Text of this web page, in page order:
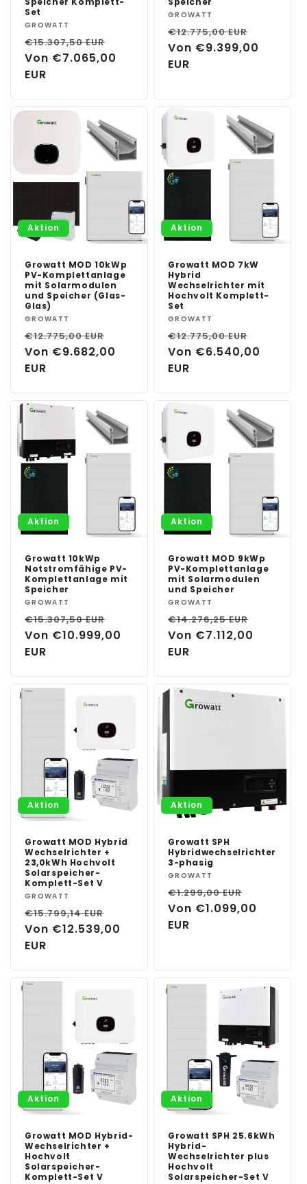
Set
Anbieter:
GROWATT
Normaler
Preis
€15.307,50 EUR
Verkaufspreis
Von €7.065,00
EUR
Anbieter:
GROWATT
Normaler
Preis
€12.775,00 EUR
Von €9.399,00
EUR
Aktion
Growatt MOD 10kWp
PV-Komplettanlage
mit Solarmodulen
und Speicher (Glas-
Glas)
Anbieter:
GROWATT
Normaler
Preis
€12.775,00 EUR
Verkaufspreis
Von €9.682,00
EUR
Aktion
Growatt MOD 7kW
Hybrid
Wechselrichter mit
Hochvolt Komplett-
Set
Anbieter:
GROWATT
Normaler
Preis
€12.775,00 EUR
Von €6.540,00
EUR
Aktion
Growatt 10kWp
Notstromfähige PV-
Komplettanlage mit
Speicher
Anbieter:
GROWATT
Normaler
Preis
€15.307,50 EUR
Verkaufspreis
Von €10.999,00
EUR
Aktion
Growatt MOD 9kWp
PV-Komplettanlage
mit Solarmodulen
und Speicher
Anbieter:
GROWATT
Normaler
Preis
€14.276,25 EUR
Von €7.112,00
EUR
Aktion
Growatt MOD Hybrid
Wechselrichter +
23,0kWh Hochvolt
Solarspeicher-
Komplett-Set V
Anbieter:
GROWATT
Normaler
Preis
€15.799,14 EUR
Verkaufspreis
Von €12.539,00
EUR
Aktion
Growatt SPH
Hybridwechselrichter
3-phasig
Anbieter:
GROWATT
Normaler
Preis
€1.299,00 EUR
Von €1.099,00
EUR
Aktion
Growatt MOD Hybrid-
Wechselrichter +
Hochvolt
Solarspeicher-
Komplett-Set V
Aktion
Growatt SPH 25.6kWh
Hybrid-
Wechselrichter plus
Hochvolt
Solarspeicher-Set V